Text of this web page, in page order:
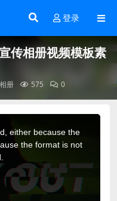
登录
传相册视频模板素
册 575 0
either because the
the format is not